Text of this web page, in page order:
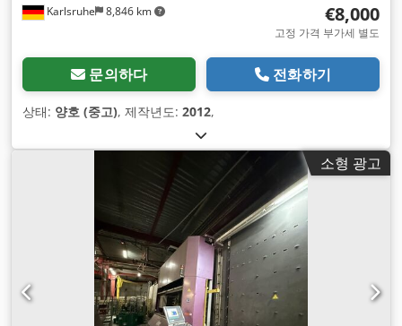
Karlsruhe 8,846 km €8,000
고정 가격 부가세 별도
문의하다 전화하기
상태: 양호 (중고), 제작년도: 2012,
소형 광고